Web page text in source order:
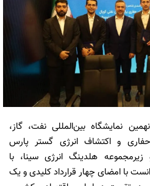
نمایشگاه بین‌المللی نفت، گاز،
و اکتشاف انرژی گستر پارس
هلدینگ انرژی سینا، با
با امضای چهار قرارداد کلیدی و یک